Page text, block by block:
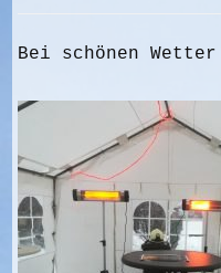
Bei schönen